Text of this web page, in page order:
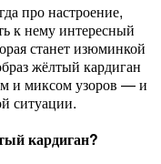
про настроение,
к нему интересный
станет изюминкой
жёлтый кардиган
и миксом узоров — и
ситуации.
кардиган?